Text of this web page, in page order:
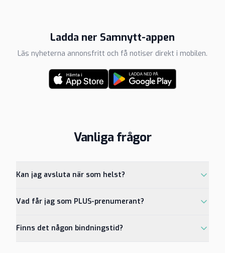
Ladda ner Samnytt-appen
Läs nyheterna annonsfritt och få notiser direkt i mobilen.
Vanliga frågor
Kan jag avsluta när som helst?
Vad får jag som PLUS-prenumerant?
Finns det någon bindningstid?